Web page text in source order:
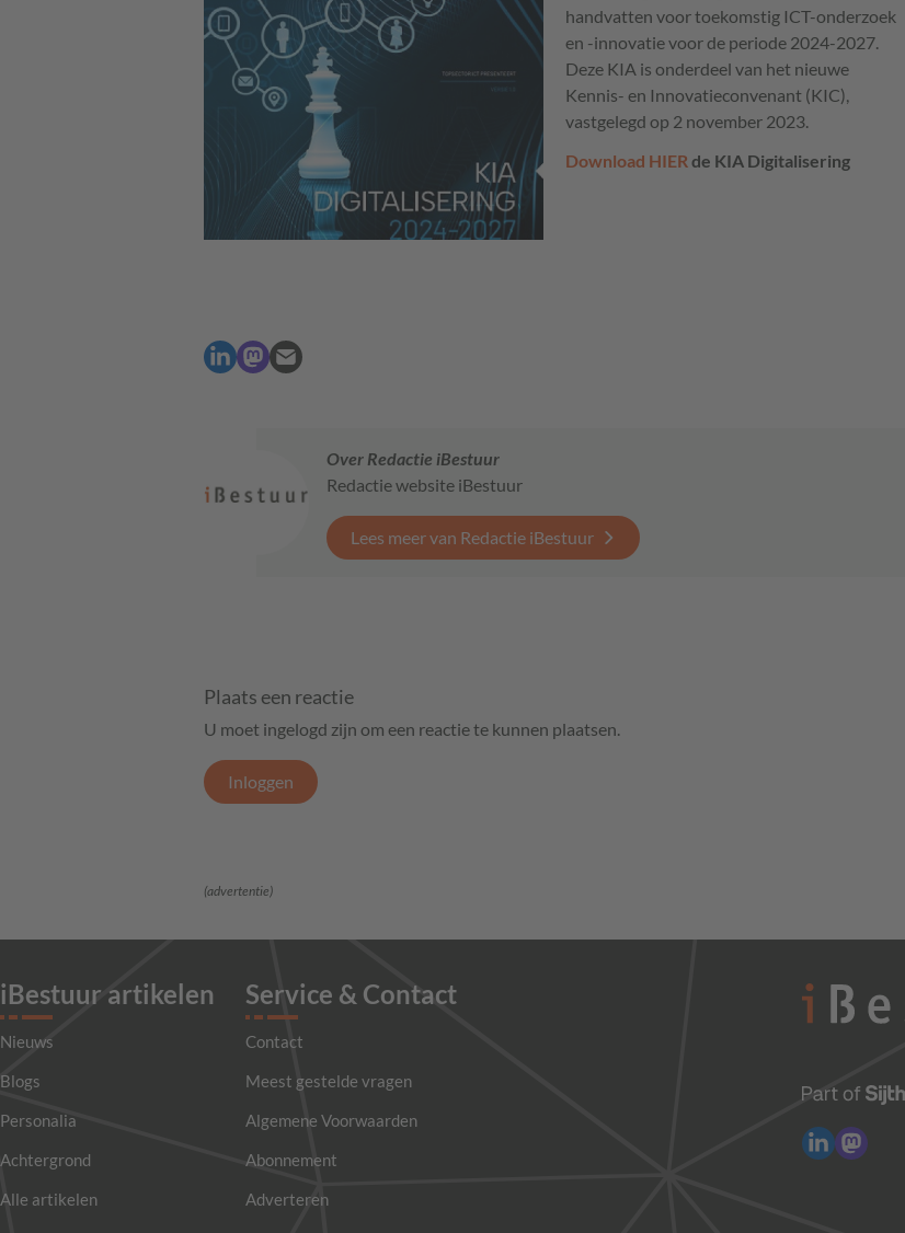
handvatten voor toekomstig ICT-onderzoek
en -innovatie voor de periode 2024-2027.
Deze KIA is onderdeel van het nieuwe
Kennis- en Innovatieconvenant (KIC),
vastgelegd op 2 november 2023.
Download HIER de KIA Digitalisering
Over Redactie iBestuur
Redactie website iBestuur
Lees meer van Redactie iBestuur
Plaats een reactie
U moet ingelogd zijn om een reactie te kunnen plaatsen.
Inloggen
(advertentie)
iBestuur artikelen
Nieuws
Blogs
Personalia
Achtergrond
Alle artikelen
Service & Contact
Contact
Meest gestelde vragen
Algemene Voorwaarden
Abonnement
Adverteren